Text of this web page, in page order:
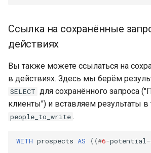
Ссылка на сохранённые
действиях
Вы также можете ссылаться на
в действиях. Здесь мы берём
SELECT для сохранённого запроса
клиенты") и вставляем результаты в
people_to_write .
WITH prospects AS {{#6-potential-